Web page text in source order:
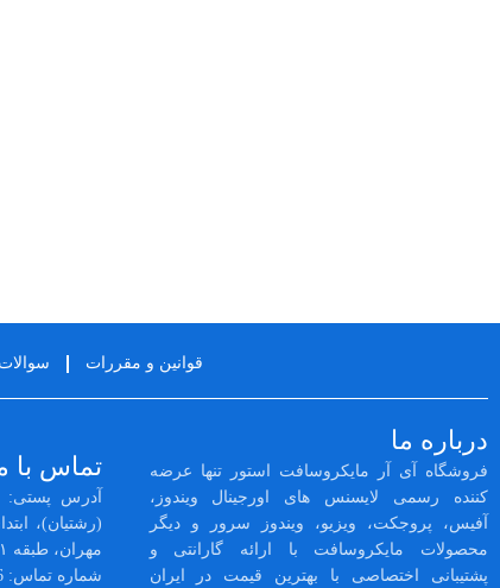
قوانین و مقررات سوالات
درباره ما
فروشگاه آی آر مایکروسافت استور تنها عرضه کننده
رسمی لایسنس‌ های اورجینال ویندوز، آفیس،
پروجکت، ویزیو، ویندوز سرور و دیگر محصولات
مایکروسافت با ارائه گارانتی و پشتیبانی اختصاصی با
بهترین قیمت در ایران است.
آدرس پستی:
مهران، طبقه ۱، واحد 3
شماره تماس: 02128425746 -- 01333525564
تلگرام: